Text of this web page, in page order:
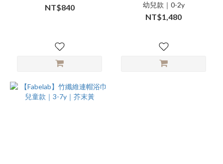
NT$840
幼兒款｜0-2y
NT$1,480